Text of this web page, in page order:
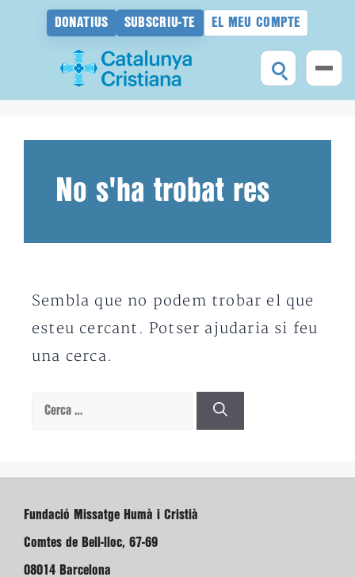
DONATIUS SUBSCRIU-TE EL MEU COMPTE
No s'ha trobat res
Sembla que no podem trobar el que
esteu cercant. Potser ajudaria si feu
una cerca.
Cerca:
Fundació Missatge Humà i Cristià
Comtes de Bell-lloc, 67-69
08014 Barcelona